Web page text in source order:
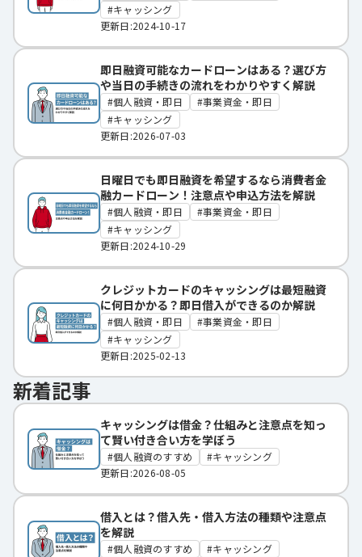
キャッシング
更新日:2024-10-17
即日融資可能なカードローンはある？選び方
や当日の手続きの流れをわかりやすく解説
個人融資・即日
事業資金・即日
キャッシング
更新日:2026-07-03
日曜日でも即日融資を希望するなら消費者金
融カードローン！注意点や申込方法を解説
個人融資・即日
事業資金・即日
キャッシング
更新日:2024-10-29
クレジットカードのキャッシングは最短融資
に何日かかる？即日借入ができるのか解説
個人融資・即日
事業資金・即日
キャッシング
更新日:2025-02-13
新着記事
キャッシングは借金？仕組みと注意点を知っ
て賢い付き合い方を学ぼう
個人融資のすすめ
キャッシング
更新日:2026-08-05
借入とは？借入先・借入方法の種類や注意点
を解説
個人融資のすすめ
キャッシング